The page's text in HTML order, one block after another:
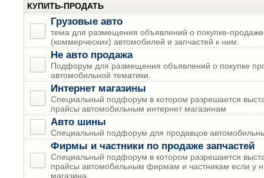
КУПИТЬ-ПРОДАТЬ
Грузовые авто
тема для размещения объявлений о покупке-продаже
(коммерческих) автомобилей и запчастей к ним.
Не авто продажа
Подфорум для размещения объявлений о покупке
автомобильной тематики.
Интернет магазины
Специальный подфорум в котором разрешается
прайсы автомобильным интернет магазинам
Авто шины
Специальный подфорум для продавцов
Фирмы и частники по продаже запчастей
Специальный подфорум в котором разрешается
прайсы автомобильным фирмам и частникам если у
магазина.